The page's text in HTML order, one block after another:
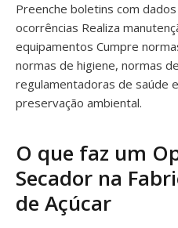
Preenche boletins com
ocorrências Realiza
equipamentos Cumpre
normas de higiene, normas
regulamentadoras de saúde
preservação ambiental.
O que faz um
Secador na
de Açúcar